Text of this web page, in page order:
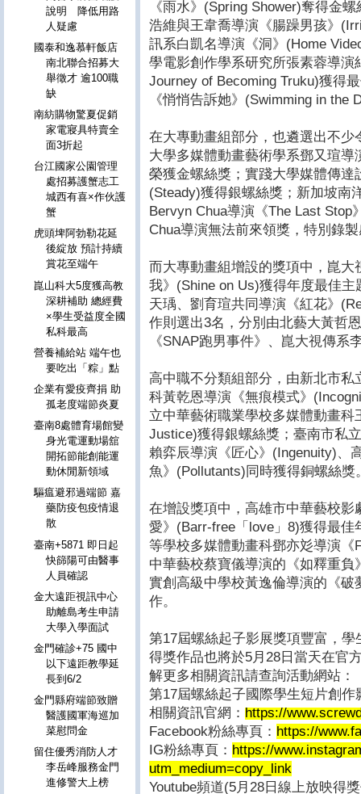
《雨水》(Spring Shower)奪得金
浩維與王韋喬導演《腸躁男孩》
訊系白凱名導演《洞》(Home
學電影創作學系研究所張素蓉導
Journey of Becoming Truku)獲得
《悄悄告訴她》(Swimming in the
在大專動畫組部分，也遴選出不
大學多媒體動畫藝術學系鄧又瑄
榮獲金螺絲獎；實踐大學媒體傳
(Steady)獲得銀螺絲獎；新加坡南
Bervyn Chua導演《The Last
Chua導演無法前來領獎，特別錄
而大專動畫組增設的獎項中，崑
我》(Shine on Us)獲得年度最佳
天瑀、劉育瑄共同導演《紅花》
作則選出3名，分別由北藝大黃哲
《SNAP跑男事件》、崑大視傳系
高中職不分類組部分，由新北市
科黃乾恩導演《無痕模式》
立中華藝術職業學校多媒體動畫
Justice)獲得銀螺絲獎；臺南市私
賴弈辰導演《匠心》(Ingenuity)、
魚》(Pollutants)同時獲得銅螺絲獎
在增設獎項中，高雄市中華藝校
愛》(Barr-free「love」8)獲得最
等學校多媒體動畫科鄧亦彣導演
中華藝校蔡寶儀導演的《如釋重
實創高級中學校黃逸倫導演的《
作。
第17屆螺絲起子影展獎項豐富，
得獎作品也將於5月28日當天在官
解更多相關資訊請查詢活動網站：
第17屆螺絲起子國際學生短片創作
相關資訊官網： https://
Facebook粉絲專頁： https://
IG粉絲專頁： https://
utm_medium=copy_link
Youtube頻道(5月28日線上放映得
說明 降低用路
人疑慮
國泰和逸慕軒飯店
南北聯合招募大
舉徵才 逾100職
缺
南紡購物驚夏促銷
家電寢具特賣全
面3折起
台江國家公園管理
處招募護蟹志工
城西有喜×作伙護
蟹
虎頭埤阿勃勒花延
後綻放 預計持續
賞花至端午
崑山科大5度獲高教
深耕補助 總經費
×學生受益度全國
私科最高
營養補給站 端午也
要吃出「粽」點
企業有愛疫齊捐 助
孤老度端節炎夏
臺南8處體育場館變
身光電運動場舘
開拓節能創能運
動休閒新領域
驅瘟避邪過端節 嘉
藥防疫包疫情退
散
臺南+5871 即日起
快篩陽可由醫事
人員確認
金大遠距視訊中心
助離島考生申請
大學入學面試
金門確診+75 國中
以下遠距教學延
長到6/2
金門縣府端節致贈
醫護國軍海巡加
菜慰問金
留住優秀消防人才
李岳峰服務金門
進修警大上榜